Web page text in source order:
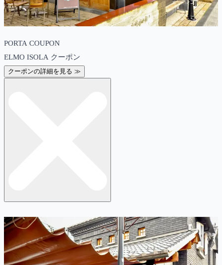
PORTA COUPON
ELMO ISOLA クーポン
クーポンの詳細を見る ≫